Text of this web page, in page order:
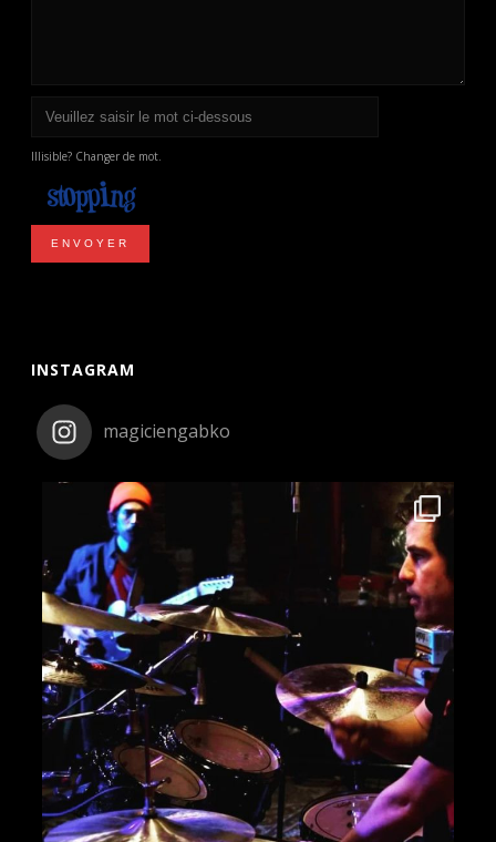
Illisible? Changer de mot.
ENVOYER
INSTAGRAM
magiciengabko